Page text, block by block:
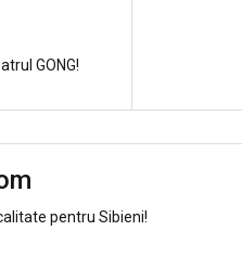
GONG!
pentru Sibieni!